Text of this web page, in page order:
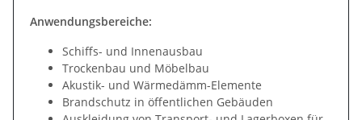
Anwendungsbereiche:
Schiffs- und Innenausbau
Trockenbau und Möbelbau
Akustik- und Wärmedämm-Elemente
Brandschutz in öffentlichen Gebäuden